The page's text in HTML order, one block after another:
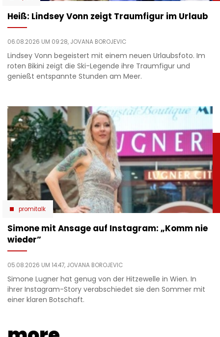
Heiß: Lindsey Vonn zeigt Traumfigur im Urlaub
06.08.2026 UM 09:28, JOVANA BOROJEVIC
Lindsey Vonn begeistert mit einem neuen Urlaubsfoto. Im
roten Bikini zeigt die Ski-Legende ihre Traumfigur und
genießt entspannte Stunden am Meer.
promitalk
Simone mit Ansage auf Instagram: „Komm nie
wieder”
05.08.2026 UM 14:47, JOVANA BOROJEVIC
Simone Lugner hat genug von der Hitzewelle in Wien. In
ihrer Instagram-Story verabschiedet sie den Sommer mit
einer klaren Botschaft.